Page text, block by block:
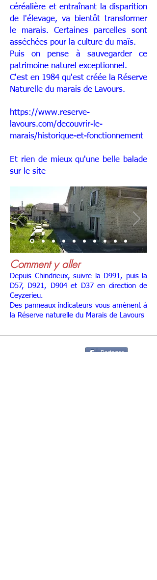
céréalière et entraînant la disparition
de l'élevage, va bientôt transformer
le marais. Certaines parcelles sont
asséchées pour la culture du maïs.
Puis on pense à sauvegarder ce
patrimoine naturel exceptionnel.
C'est en 1984 qu'est créée la Réserve
Naturelle du marais de Lavours.
https://www.reserve-
lavours.com/decouvrir-le-
marais/historique-et-fonctionnement
Et rien de mieux qu'une belle balade
sur le site
Comment y aller
Depuis Chindrieux, suivre la D991, puis la
D57, D921, D904 et D37 en direction de
Ceyzerieu.
Des panneaux indicateurs vous amènent à
la Réserve naturelle du Marais de Lavours
Partager